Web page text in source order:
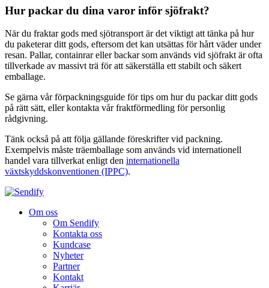
Hur packar du dina varor inför sjöfrakt?
När du fraktar gods med sjötransport är det viktigt att tänka på hur
du paketerar ditt gods, eftersom det kan utsättas för hårt väder under
resan. Pallar, containrar eller backar som används vid sjöfrakt är ofta
tillverkade av massivt trä för att säkerställa ett stabilt och säkert
emballage.
Se gärna vår förpackningsguide för tips om hur du packar ditt gods
på rätt sätt, eller kontakta vår fraktförmedling för personlig
rådgivning.
Tänk också på att följa gällande föreskrifter vid packning.
Exempelvis måste träemballage som används vid internationell
handel vara tillverkat enligt den internationella
växtskyddskonventionen (IPPC).
Om oss
Om Sendify
Kontakta oss
Kundcase
Nyheter
Partner
Kontakt